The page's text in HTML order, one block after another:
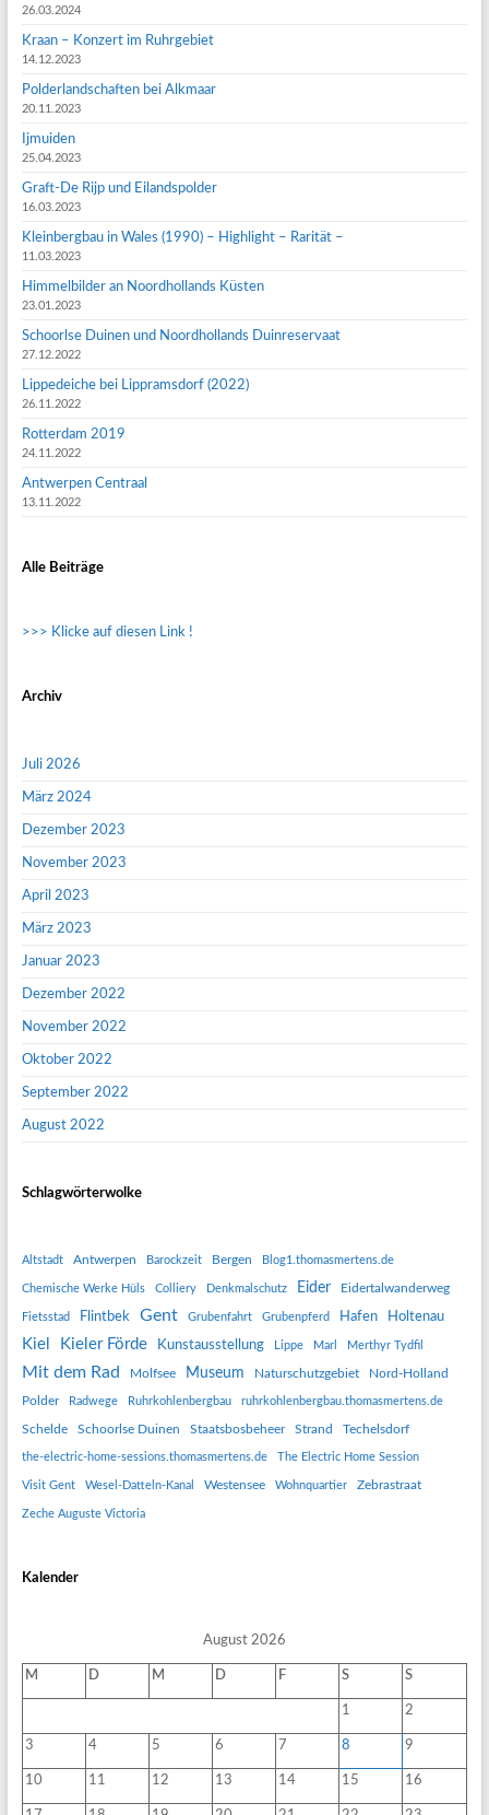
26.03.2024
Kraan – Konzert im Ruhrgebiet
14.12.2023
Polderlandschaften bei Alkmaar
20.11.2023
Ijmuiden
25.04.2023
Graft-De Rijp und Eilandspolder
16.03.2023
Kleinbergbau in Wales (1990) – Highlight – Rarität –
11.03.2023
Himmelbilder an Noordhollands Küsten
23.01.2023
Schoorlse Duinen und Noordhollands Duinreservaat
27.12.2022
Lippedeiche bei Lippramsdorf (2022)
26.11.2022
Rotterdam 2019
24.11.2022
Antwerpen Centraal
13.11.2022
Alle Beiträge
>>> Klicke auf diesen Link !
Archiv
Juli 2026
März 2024
Dezember 2023
November 2023
April 2023
März 2023
Januar 2023
Dezember 2022
November 2022
Oktober 2022
September 2022
August 2022
Schlagwörterwolke
Altstadt Antwerpen Barockzeit Bergen Blog1.thomasmertens.de
Chemische Werke Hüls Colliery Denkmalschutz Eider Eidertalwanderweg
Fietsstad Flintbek Gent Grubenfahrt Grubenpferd Hafen Holtenau
Kiel Kieler Förde Kunstausstellung Lippe Marl Merthyr Tydfil
Mit dem Rad Molfsee Museum Naturschutzgebiet Nord-Holland
Polder Radwege Ruhrkohlenbergbau ruhrkohlenbergbau.thomasmertens.de
Schelde Schoorlse Duinen Staatsbosbeheer Strand Techelsdorf
the-electric-home-sessions.thomasmertens.de The Electric Home Session
Visit Gent Wesel-Datteln-Kanal Westensee Wohnquartier Zebrastraat
Zeche Auguste Victoria
Kalender
August 2026
M D M D F S S
1 2
3 4 5 6 7 8 9
10 11 12 13 14 15 16